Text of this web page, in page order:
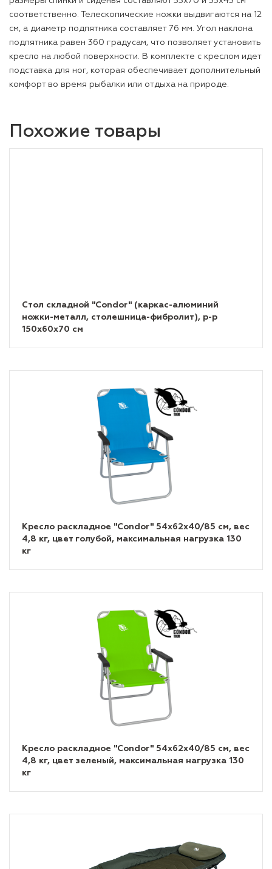
соответственно. Телескопические ножки выдвигаются на 12
см, а диаметр подпятника составляет 76 мм. Угол наклона
подпятника равен 360 градусам, что позволяет установить
кресло на любой поверхности. В комплекте с креслом идет
подставка для ног, которая обеспечивает дополнительный
комфорт во время рыбалки или отдыха на природе.
Похожие товары
Стол складной "Condor" (каркас-алюминий
ножки-металл, столешница-фибролит), р-р
150х60х70 см
Кресло раскладное "Condor" 54х62х40/85 см, вес
4,8 кг, цвет голубой, максимальная нагрузка 130
кг
Кресло раскладное "Condor" 54х62х40/85 см, вес
4,8 кг, цвет зеленый, максимальная нагрузка 130
кг